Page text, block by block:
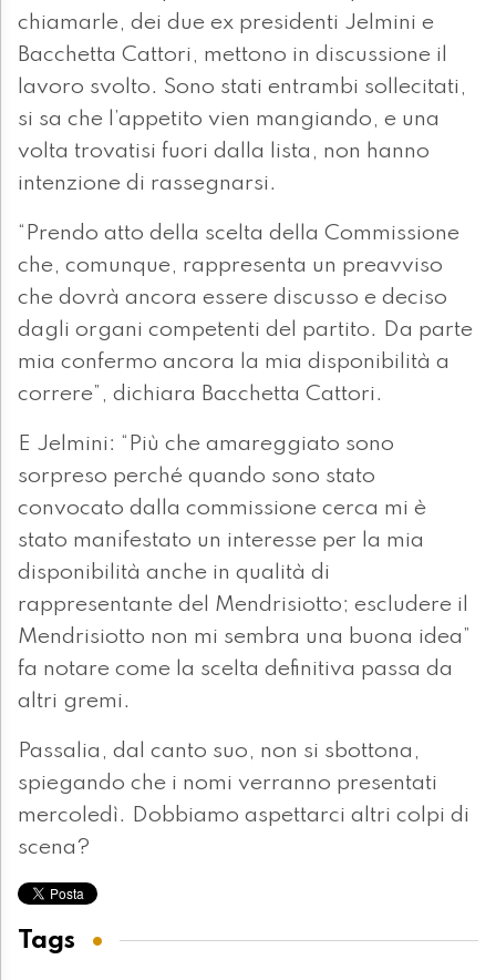
chiamarle, dei due ex presidenti Jelmini e
Bacchetta Cattori, mettono in discussione il
lavoro svolto. Sono stati entrambi sollecitati,
si sa che l’appetito vien mangiando, e una
volta trovatisi fuori dalla lista, non hanno
intenzione di rassegnarsi.
“Prendo atto della scelta della Commissione
che, comunque, rappresenta un preavviso
che dovrà ancora essere discusso e deciso
dagli organi competenti del partito. Da parte
mia confermo ancora la mia disponibilità a
correre”, dichiara Bacchetta Cattori.
E Jelmini: “Più che amareggiato sono
sorpreso perché quando sono stato
convocato dalla commissione cerca mi è
stato manifestato un interesse per la mia
disponibilità anche in qualità di
rappresentante del Mendrisiotto; escludere il
Mendrisiotto non mi sembra una buona idea”
fa notare come la scelta definitiva passa da
altri gremi.
Passalia, dal canto suo, non si sbottona,
spiegando che i nomi verranno presentati
mercoledì. Dobbiamo aspettarci altri colpi di
scena?
Tags